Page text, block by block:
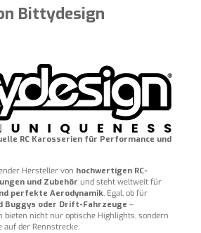
Bittydesign
RC Karosserien für Performance und
Hersteller von hochwertigen RC-
und Zubehör und steht weltweit für
perfekte Aerodynamik. Egal, ob für
Buggys oder Drift-Fahrzeuge –
bieten nicht nur optische Highlights, sondern
auf der Rennstrecke.